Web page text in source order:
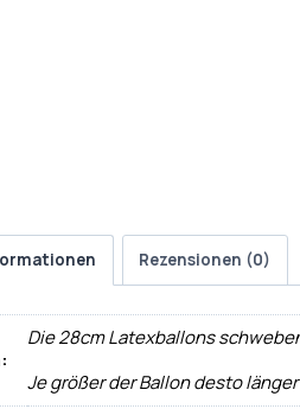
Rezensionen (0)
Die 28cm Latexballons
Je größer der Ballon desto